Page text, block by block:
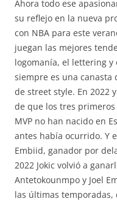
Ahora todo ese
su reflejo en la nueva
con NBA para este
juegan las mejores
logomanía, el lettering y
siempre es una canasta
de street style. En 2022
de que los tres
MVP no han nacido en
antes había ocurrido. Y
Embiid, ganador por
2022 Jokic volvió a
Antetokounmpo y Joel
las últimas temporadas,